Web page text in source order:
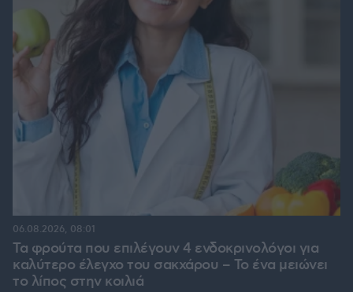
Τα φρούτα που επιλέγουν 4 ενδοκρινολόγοι για
καλύτερο έλεγχο του σακχάρου – Το ένα μειώνει
το λίπος στην κοιλιά
06.08.2026, 08:01